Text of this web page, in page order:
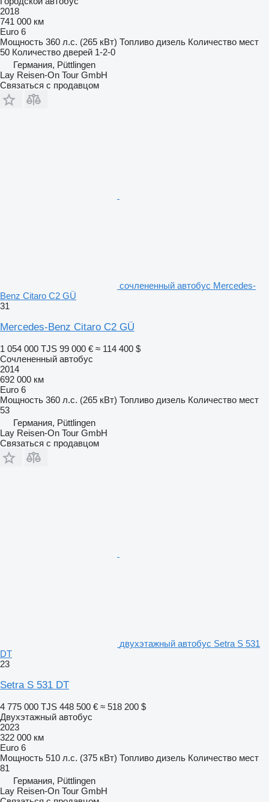
2018
741 000 км
Euro 6
Мощность 360 л.с. (265 кВт) Топливо дизель Количество мест
50 Количество дверей 1-2-0
Германия, Püttlingen
Lay Reisen-On Tour GmbH
Связаться с продавцом
сочлененный автобус Mercedes-
Benz Citaro C2 GÜ
31
Mercedes-Benz Citaro C2 GÜ
1 054 000 TJS 99 000 € ≈ 114 400 $
Сочлененный автобус
2014
692 000 км
Euro 6
Мощность 360 л.с. (265 кВт) Топливо дизель Количество мест
53
Германия, Püttlingen
Lay Reisen-On Tour GmbH
Связаться с продавцом
двухэтажный автобус Setra S 531
DT
23
Setra S 531 DT
4 775 000 TJS 448 500 € ≈ 518 200 $
Двухэтажный автобус
2023
322 000 км
Euro 6
Мощность 510 л.с. (375 кВт) Топливо дизель Количество мест
81
Германия, Püttlingen
Lay Reisen-On Tour GmbH